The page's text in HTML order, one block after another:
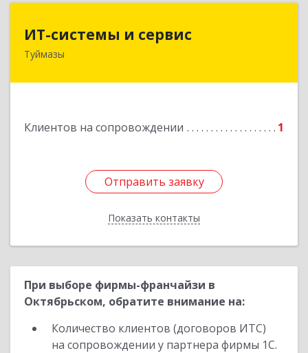
ИТ-системы и сервис
Туймазы
Клиентов на сопровождении 1
Отправить заявку
Показать контакты
Подробнее
Отправить заявку
Назад
При выборе фирмы-франчайзи в
Октябрьском, обратите внимание на:
Количество клиентов (договоров ИТС)
на сопровождении у партнера фирмы 1С.